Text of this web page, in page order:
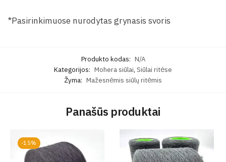
*Pasirinkimuose nurodytas grynasis svoris
Produkto kodas: N/A
Kategorijos: Mohera siūlai, Siūlai ritėse
Žyma: Mažesnėmis siūlų ritėmis
Panašūs produktai
-15%